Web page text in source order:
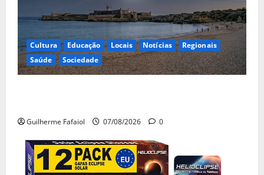
Cultura Educação Locais Notícias
Regionais
Saúde
Sociedade
Guilherme Fafaiol 07/08/2026 0